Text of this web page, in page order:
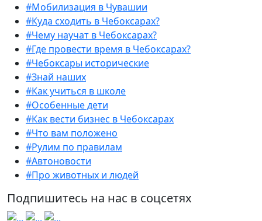
#Мобилизация в Чувашии
#Куда сходить в Чебоксарах?
#Чему научат в Чебоксарах?
#Где провести время в Чебоксарах?
#Чебоксары исторические
#Знай наших
#Как учиться в школе
#Особенные дети
#Как вести бизнес в Чебоксарах
#Что вам положено
#Рулим по правилам
#Автоновости
#Про животных и людей
Подпишитесь на нас в соцсетях